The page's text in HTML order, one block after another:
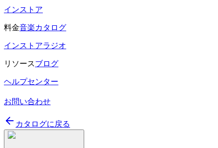
インストア
料金音楽カタログ
インストアラジオ
リソースブログ
ヘルプセンター
お問い合わせ
カタログに戻る